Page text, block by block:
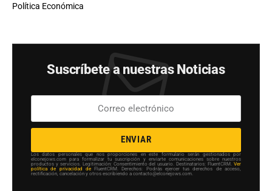
Política Económica
Suscríbete a nuestras Noticias
ENVIAR
Los datos personales que nos proporciones en este formulario serán gestionados por
elconejows.com para formalizar tu suscripción y enviarte comunicaciones sobre nuestros
productos y servicios. Legitimación: Consentimiento del usuario. Destinatarios: FluentCRM. Ver
política de privacidad de FluentCRM. Derechos: Podrás ejercer tus derechos de acceso,
rectificación, cancelación y otros escribiendo a contacto@elconejows.com.